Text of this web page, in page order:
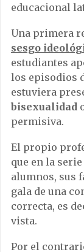
educacional
Una primera
sesgo
estudiantes
los episodios
estuviera
bisexualidad
permisiva.
El propio
que en la
alumnos, sus
gala de una
correcta, es
vista.
Por el